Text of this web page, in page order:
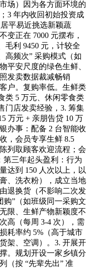
场）因为各方面环境的
3 年内收回初始投资成
平易近挑选新颖蔬
变正在 7000 元摆布，
毛利 9450 元，计较全
高频次” 采购模式（如
平安尺度的绿色生鲜、
发卖数据裁减畅销
户。复购率低。生鲜类
类 5 万元、休闲零食类
门店发卖经验，3. 筹集
万元 + 亲朋告贷 10 万
办事：配备 2 台智能收
，会员专享生鲜 8.5
列取顾客欢迎流程；会
第三年起头盈利：行为
达到 150 人次以上，以
、洗衣粉），成立当地
退换货（不影响二次发
购”（如班级同一采购文
限、生鲜产物新颖度不
高（每周 3-4 次），需
耗率约 5%（高于城市
架、空调）。3. 开展开
。规划开设一家乡镇分
（按 “先辈先出” 准